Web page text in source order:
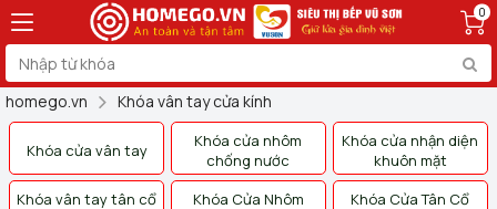
0
homego.vn Khóa vân tay cửa kính
Khóa cửa vân tay
Khóa cửa nhôm
chống nước
Khóa cửa nhận diện
khuôn mặt
Khóa vân tay tân cổ
Khóa Cửa Nhôm
Khóa Cửa Tân Cổ